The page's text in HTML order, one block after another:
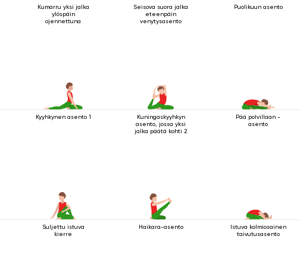
Kumarru yksi jalka
ylöspäin
ojennettuna
Seisova suora jalka
eteenpäin
venytysasento
Puolikuun asento
Kyyhkynen asento 1
Kuningaskyyhkyn
asento, jossa yksi
jalka päätä kohti 2
Pää polvillaan -
asento
Suljettu istuva
kierre
Haikara-asento
Istuva kolmiosainen
taivutusasento